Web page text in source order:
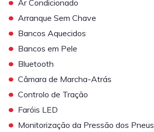
Ar Condicionado
• Arranque Sem Chave
• Bancos Aquecidos
• Bancos em Pele
• Bluetooth
• Câmara de Marcha-Atrás
• Controlo de Tração
• Faróis LED
• Monitorização da Pressão dos Pneus